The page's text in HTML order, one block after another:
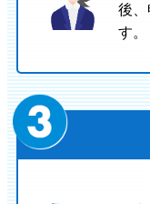
後、
す。